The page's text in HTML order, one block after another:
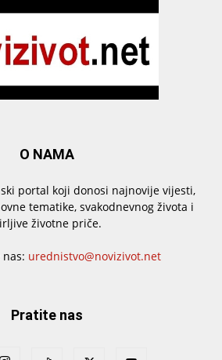
O NAMA
portal koji donosi najnovije vijesti,
tematike, svakodnevnog života i
životne priče.
urednistvo@novizivot.net
Pratite nas